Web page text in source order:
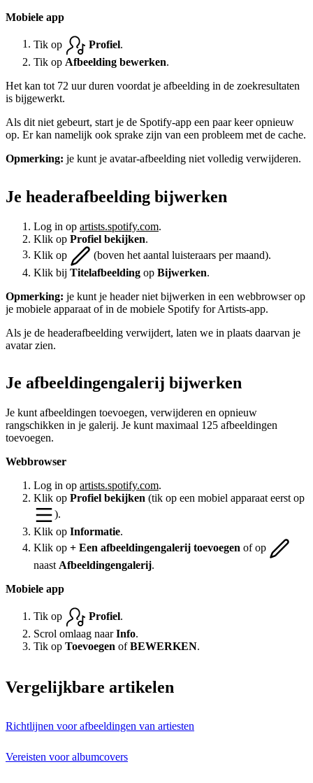
Mobiele app
Tik op Profiel
Tik op Afbeelding bewerken.
Het kan tot 72 uur duren voordat je afbeelding in de zoekresultaten
is bijgewerkt.
Als dit niet gebeurt, start je de Spotify-app een paar keer opnieuw
op. Er kan namelijk ook sprake zijn van een probleem met de cache.
Opmerking: je kunt je avatar-afbeelding niet volledig verwijderen.
Je headerafbeelding bijwerken
Log in op artists.spotify.com.
Klik op Profiel bekijken.
Klik op
(boven het aantal luisteraars per maand).
Klik bij Titelafbeelding op Bijwerken.
Opmerking: je kunt je header niet bijwerken in een webbrowser op
je mobiele apparaat of in de mobiele Spotify for Artists-app.
Als je de headerafbeelding verwijdert, laten we in plaats daarvan je
avatar zien.
Je afbeeldingengalerij bijwerken
Je kunt afbeeldingen toevoegen, verwijderen en opnieuw
rangschikken in je galerij. Je kunt maximaal 125 afbeeldingen
toevoegen.
Webbrowser
Log in op artists.spotify.com.
Klik op Profiel bekijken (tik op een mobiel apparaat eerst op
).
Klik op Informatie.
Klik op + Een afbeeldingengalerij toevoegen of op
naast Afbeeldingengalerij.
Mobiele app
Tik op Profiel.
Scrol omlaag naarInfo.
Tik op Toevoegen ofBEWERKEN.
Vergelijkbare artikelen
Richtlijnen voor afbeeldingen van artiesten
Vereisten voor albumcovers